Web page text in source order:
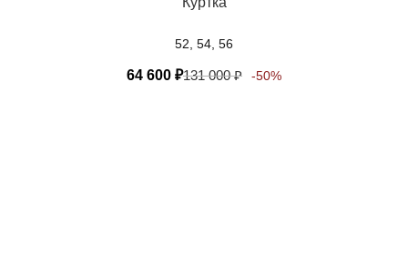
52, 54, 56
64 600 ₽131 000₽ -50%